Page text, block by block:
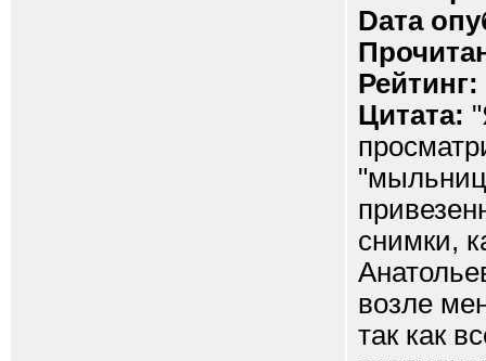
Dата
Рейтинг:
Цитата:
снимки,
возле
так как